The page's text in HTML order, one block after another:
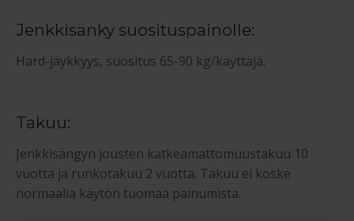
Jenkkisänky suosituspainolle:
Hard-jäykkyys, suositus 65-90 kg/käyttäjä.
Takuu:
Jenkkisängyn jousten katkeamattomuustakuu 10
vuotta ja runkotakuu 2 vuotta. Takuu ei koske
normaalia käytön tuomaa painumista.